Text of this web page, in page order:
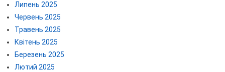
Липень 2025
Червень 2025
Травень 2025
Квітень 2025
Березень 2025
Лютий 2025